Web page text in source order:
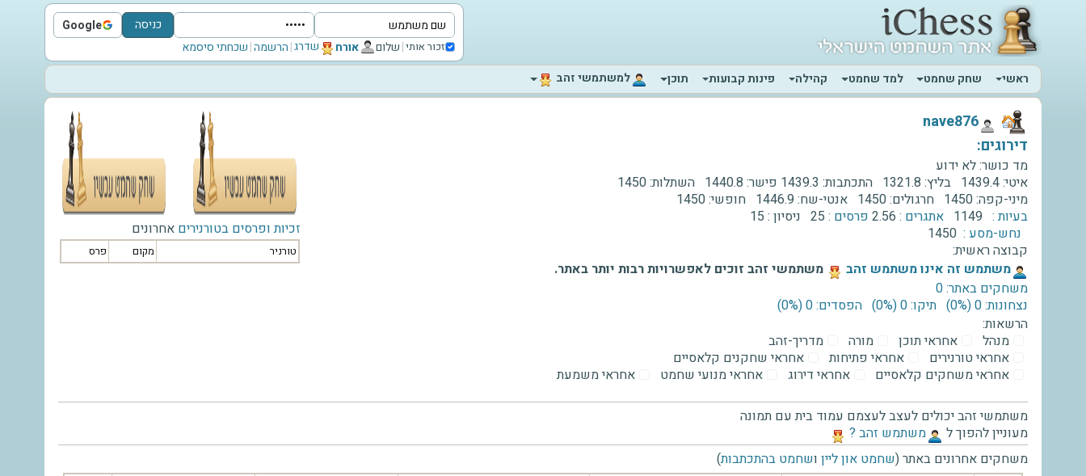
כניסה Google
Sign in with Google
זכור אותי|שלום ‫אורח‬ שדרג|הרשמה|שכחתי סיסמא
ראשי
שחק שחמט למד שחמט קהילה פינות קבועות תוכן ‫למשתמשי זהב‬
זכיות ופרסים בטורנירים אחרונים
טורניר מקום פרס
‫nave876‬
דירוגים:
מד כושר:לא ידוע
איטי:1439.4 בליץ: 1321.8 התכתבות: 1439.3 פישר: 1440.8 השתלות:1450
מיני-קפה:1450 חרגולים:1450 אנטי-שח:1446.9 חופשי:1450
בעיות : 1149 אתגרים : 2.56 פרסים : 25 ניסיון : 15
נחש-מסע : 1450
קבוצה ראשית:
‫משתמש זה אינו משתמש זהב‬
משתמשי זהב זוכים לאפשרויות רבות יותר באתר.
משחקים באתר: 0
נצחונות: 0 ‫(0%)‬
תיקו: 0 ‫(0%)‬
הפסדים: 0 ‫(0%)‬
הרשאות:
מנהל
אחראי תוכן מורה
מדריך-זהב
אחראי טורנירים
אחראי פתיחות
אחראי שחקנים קלאסיים
אחראי משחקים קלאסיים
אחראי דירוג אחראי מנועי שחמט אחראי משמעת
משתמשי זהב יכולים לעצב לעצמם עמוד בית עם תמונה
מעוניין להפוך ל
‫משתמש זהב ?‬
משחקים אחרונים באתר (שחמט און ליין ושחמט בהתכתבות)